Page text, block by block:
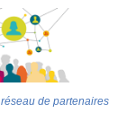
réseau de partenaires